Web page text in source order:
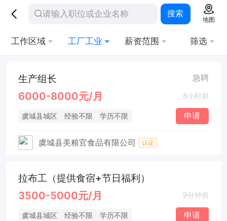
搜索
地图
工作区域 工厂工业 薪资范围 筛选
生产组长 急聘
6000-8000元/月 8小时前
虞城县城区 经验不限 学历不限 申请
虞城县美粮官食品有限公司 认证
拉布工（提供食宿+节日福利）
3500-5000元/月 9分钟前
虞城县城区 经验不限 学历不限 申请